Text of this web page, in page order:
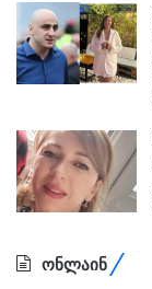
ონლაინ